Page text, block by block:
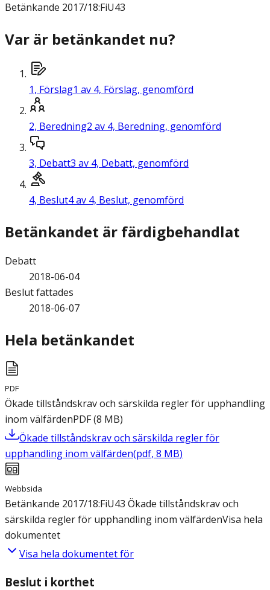
Betänkande 2017/18:FiU43
Var är betänkandet nu?
1, Förslag1 av 4, Förslag, genomförd
2, Beredning2 av 4, Beredning, genomförd
3, Debatt3 av 4, Debatt, genomförd
4, Beslut4 av 4, Beslut, genomförd
Betänkandet är färdigbehandlat
Debatt
2018-06-04
Beslut fattades
2018-06-07
Hela betänkandet
PDF
Ökade tillståndskrav och särskilda regler för upphandling
inom välfärdenPDF(8 MB)
Ökade tillståndskrav och särskilda regler för
upphandling inom välfärden(pdf, 8 MB)
Webbsida
Betänkande 2017/18:FiU43 Ökade tillståndskrav och
särskilda regler för upphandling inom välfärdenVisa hela
dokumentet
Visa hela dokumentet för
Beslut i korthet